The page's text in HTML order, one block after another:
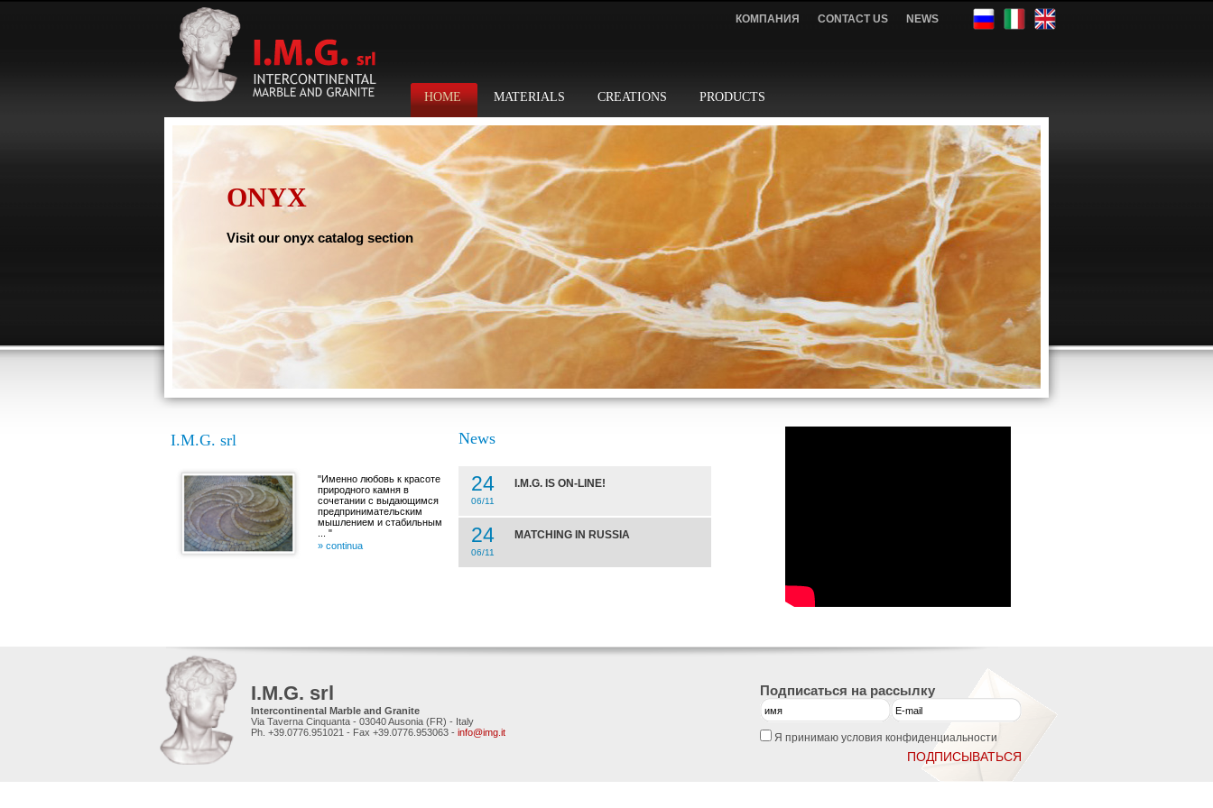
КОМПАНИЯ CONTACT US NEWS
HOME MATERIALS CREATIONS PRODUCTS
Visit our onyx catalog section
GRANITE
Visit our granite catalog section
I.M.G. srl
"Именно любовь к красоте
природного камня в
сочетании с выдающимся
предпринимательским
мышлением и стабильным
... "
» continua
News
24
06/11
I.M.G. IS ON-LINE!
24
06/11
MATCHING IN RUSSIA
I.M.G. srl
Intercontinental Marble and Granite
Via Taverna Cinquanta - 03040 Ausonia (FR) - Italy
Ph. +39.0776.951021 - Fax +39.0776.953063 - info@img.it
Подписаться на рассылку
Я принимаю условия конфиденциальности